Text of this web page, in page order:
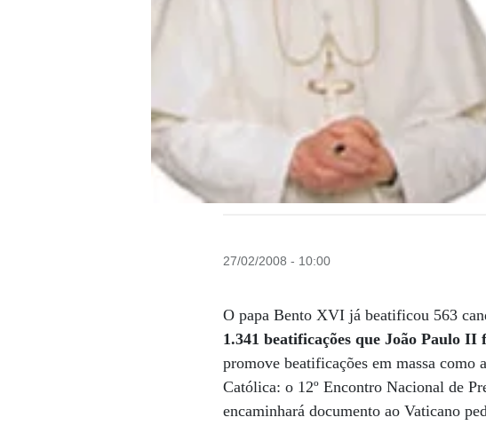
27/02/2008 - 10:00
O papa Bento XVI já beatificou 563
1.341 beatificações que João Paulo II
promove beatificações em massa como
Católica: o 12º Encontro Nacional de
encaminhará documento ao Vaticano